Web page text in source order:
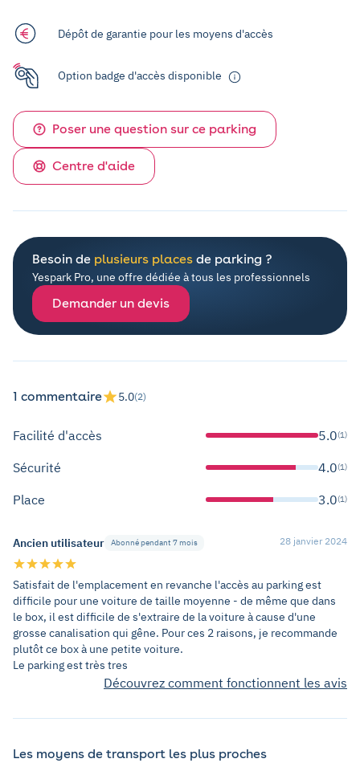
Dépôt de garantie pour les moyens d'accès
Option badge d'accès disponible
Poser une question sur ce parking
Centre d'aide
Besoin de plusieurs places de parking ?
Yespark Pro, une offre dédiée à tous les professionnels
Demander un devis
1 commentaire 5.0(2)
Facilité d'accès 5.0(1)
Sécurité 4.0(1)
Place 3.0(1)
Ancien utilisateur Abonné pendant 7 mois 28 janvier 2024
Satisfait de l'emplacement en revanche l'accès au parking est
difficile pour une voiture de taille moyenne - de même que dans
le box, il est difficile de s'extraire de la voiture à cause d'une
grosse canalisation qui gêne. Pour ces 2 raisons, je recommande
plutôt ce box à une petite voiture.
Le parking est très tres
Découvrez comment fonctionnent les avis
Les moyens de transport les plus proches